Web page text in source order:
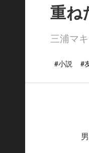
重ね
三浦マキ
#小説 #